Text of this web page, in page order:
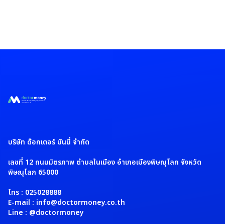
บริษัท ด๊อกเตอร์ มันนี่ จำกัด
เลขที่ 12 ถนนมิตรภาพ ตำบลในเมือง อำเภอเมืองพิษณุโลก จังหวัด
พิษณุโลก 65000
โทร : 025028888
E-mail : info@doctormoney.co.th
Line : @doctormoney